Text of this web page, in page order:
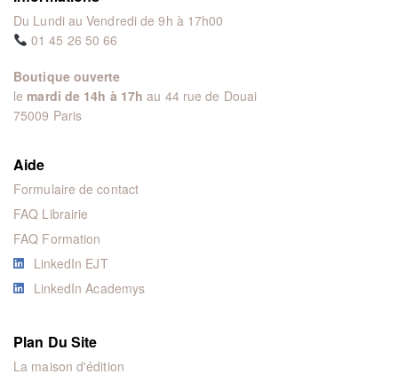
Du Lundi au Vendredi de 9h à 17h00
01 45 26 50 66
Boutique ouverte
le mardi de 14h à 17h au 44 rue de Douai
75009 Paris
Aide
Formulaire de contact
FAQ Librairie
FAQ Formation
LinkedIn EJT
LinkedIn Academys
Plan Du Site
La maison d'édition